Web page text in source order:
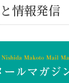
情報発信